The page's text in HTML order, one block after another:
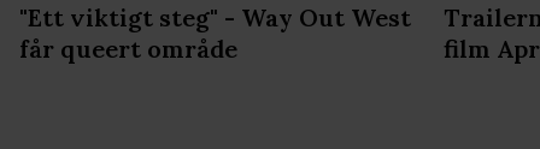
"Ett viktigt steg" - Way Out West
får queert område
film